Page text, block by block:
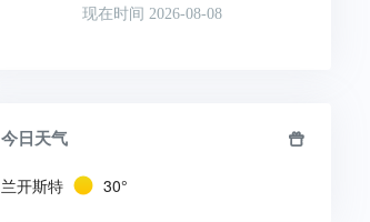
现在时间 2026-08-08
今日天气
兰开斯特 30°